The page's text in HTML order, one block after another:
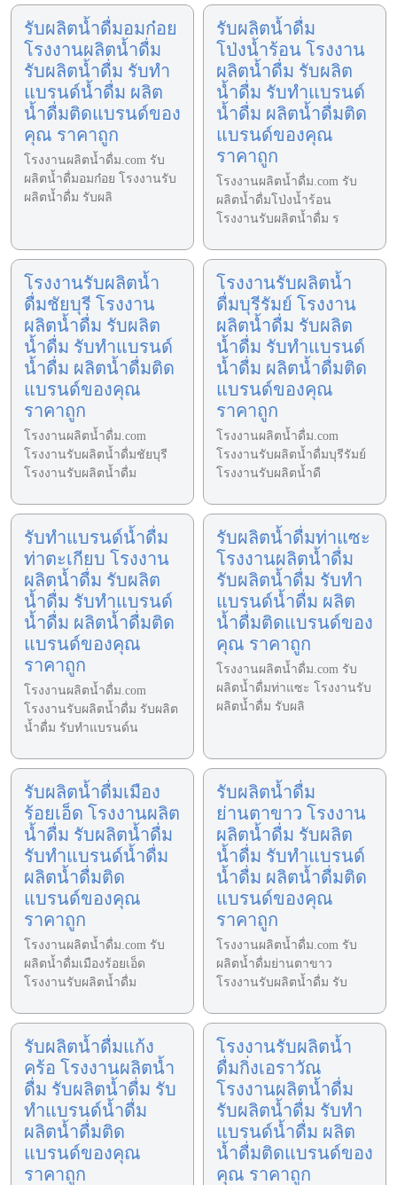
รับผลิตน้ำดื่มอมก๋อย
โรงงานผลิตน้ำดื่ม
รับผลิตน้ำดื่ม รับทำ
แบรนด์น้ำดื่ม ผลิต
น้ำดื่มติดแบรนด์ของ
คุณ ราคาถูก
โรงงานผลิตน้ำดื่ม.com รับ
ผลิตน้ำดื่มอมก๋อย โรงงานรับ
ผลิตน้ำดื่ม รับผลิ
รับผลิตน้ำดื่ม
โป่งน้ำร้อน โรงงาน
ผลิตน้ำดื่ม รับผลิต
น้ำดื่ม รับทำแบรนด์
น้ำดื่ม ผลิตน้ำดื่มติด
แบรนด์ของคุณ
ราคาถูก
โรงงานผลิตน้ำดื่ม.com รับ
ผลิตน้ำดื่มโป่งน้ำร้อน
โรงงานรับผลิตน้ำดื่ม ร
โรงงานรับผลิตน้ำ
ดื่มชัยบุรี โรงงาน
ผลิตน้ำดื่ม รับผลิต
น้ำดื่ม รับทำแบรนด์
น้ำดื่ม ผลิตน้ำดื่มติด
แบรนด์ของคุณ
ราคาถูก
โรงงานผลิตน้ำดื่ม.com
โรงงานรับผลิตน้ำดื่มชัยบุรี
โรงงานรับผลิตน้ำดื่ม
โรงงานรับผลิตน้ำ
ดื่มบุรีรัมย์ โรงงาน
ผลิตน้ำดื่ม รับผลิต
น้ำดื่ม รับทำแบรนด์
น้ำดื่ม ผลิตน้ำดื่มติด
แบรนด์ของคุณ
ราคาถูก
โรงงานผลิตน้ำดื่ม.com
โรงงานรับผลิตน้ำดื่มบุรีรัมย์
โรงงานรับผลิตน้ำดื
รับทำแบรนด์น้ำดื่ม
ท่าตะเกียบ โรงงาน
ผลิตน้ำดื่ม รับผลิต
น้ำดื่ม รับทำแบรนด์
น้ำดื่ม ผลิตน้ำดื่มติด
แบรนด์ของคุณ
ราคาถูก
โรงงานผลิตน้ำดื่ม.com
โรงงานรับผลิตน้ำดื่ม รับผลิต
น้ำดื่ม รับทำแบรนด์น
รับผลิตน้ำดื่มท่าแซะ
โรงงานผลิตน้ำดื่ม
รับผลิตน้ำดื่ม รับทำ
แบรนด์น้ำดื่ม ผลิต
น้ำดื่มติดแบรนด์ของ
คุณ ราคาถูก
โรงงานผลิตน้ำดื่ม.com รับ
ผลิตน้ำดื่มท่าแซะ โรงงานรับ
ผลิตน้ำดื่ม รับผลิ
รับผลิตน้ำดื่มเมือง
ร้อยเอ็ด โรงงานผลิต
น้ำดื่ม รับผลิตน้ำดื่ม
รับทำแบรนด์น้ำดื่ม
ผลิตน้ำดื่มติด
แบรนด์ของคุณ
ราคาถูก
โรงงานผลิตน้ำดื่ม.com รับ
ผลิตน้ำดื่มเมืองร้อยเอ็ด
โรงงานรับผลิตน้ำดื่ม
รับผลิตน้ำดื่ม
ย่านตาขาว โรงงาน
ผลิตน้ำดื่ม รับผลิต
น้ำดื่ม รับทำแบรนด์
น้ำดื่ม ผลิตน้ำดื่มติด
แบรนด์ของคุณ
ราคาถูก
โรงงานผลิตน้ำดื่ม.com รับ
ผลิตน้ำดื่มย่านตาขาว
โรงงานรับผลิตน้ำดื่ม รับ
รับผลิตน้ำดื่มแก้ง
คร้อ โรงงานผลิตน้ำ
ดื่ม รับผลิตน้ำดื่ม รับ
ทำแบรนด์น้ำดื่ม
ผลิตน้ำดื่มติด
แบรนด์ของคุณ
ราคาถูก
โรงงานรับผลิตน้ำ
ดื่มกิ่งเอราวัณ
โรงงานผลิตน้ำดื่ม
รับผลิตน้ำดื่ม รับทำ
แบรนด์น้ำดื่ม ผลิต
น้ำดื่มติดแบรนด์ของ
คุณ ราคาถูก